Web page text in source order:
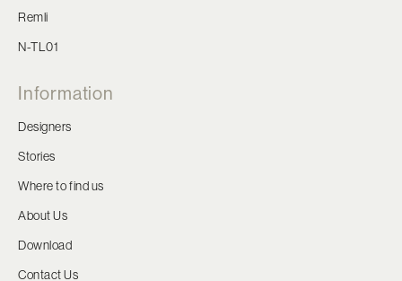
Remli
N-TL01
Information
Designers
Stories
Where to find us
About Us
Download
Contact Us